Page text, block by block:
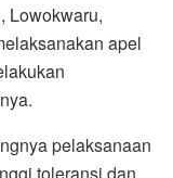
Lowokwaru,
apel
pelaksanaan
toleransi dan